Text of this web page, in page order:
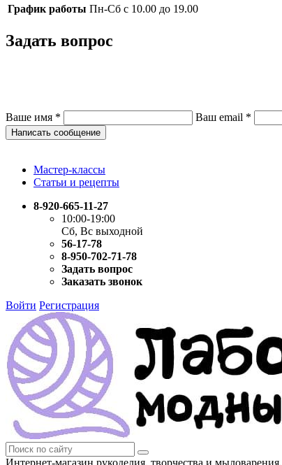
График работы Пн-Сб с 10.00 до 19.00
Задать вопрос
Ваше имя * Ваш email *
Написать сообщение
Мастер-классы
Статьи и рецепты
8-920-665-11-27
10:00-19:00
Сб, Вс выходной
56-17-78
8-950-702-71-78
Задать вопрос
Заказать звонок
Войти Регистрация
Интернет-магазин рукоделия, творчества и мыловарения.